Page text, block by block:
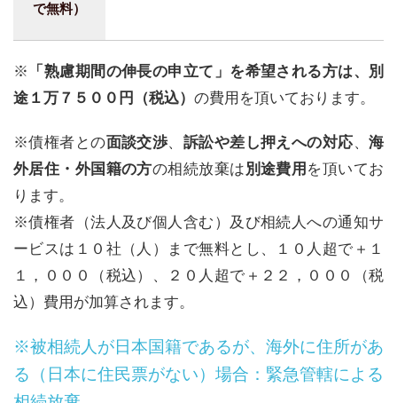
で無料）
※
「熟慮期間の伸長の申立て」を希望される方は、別
途１万７５００円（税込） の費用を頂いております。
※債権者との面談交渉、 訴訟や差し押えへの対応、海
外居住・外国籍の方の相続放棄は 別途費用 を頂いてお
ります。
※債権者（法人及び個人含む）及び相続人への通知サ
ービスは１０社（人）まで無料とし、１０人超で＋１
１，０００（税込）、２０人超で＋２２，０００（税
込）費用が加算されます。
※被相続人が日本国籍であるが、海外に住所があ
る（日本に住民票がない）場合：緊急管轄による